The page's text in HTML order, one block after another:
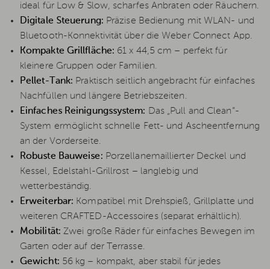
ideal für Low & Slow, scharfes Anbraten oder Räuchern.
Digitale Steuerung: Präzise Bedienung mit WLAN- und
Bluetooth-Konnektivität über die Weber Connect App.
Kompakte Grillfläche: 61 x 44,5 cm – perfekt für
kleinere Gruppen oder Familien.
Pellet-Tank: Praktisch seitlich angebracht für einfaches
Nachfüllen und längere Betriebszeiten.
Einfaches Reinigungssystem: Das „Pull and Clean“-
System ermöglicht schnelle Fett- und Ascheentfernung
an der Vorderseite.
Robuste Bauweise: Porzellanemaillierter Deckel und
Kessel, Edelstahl-Grillrost – langlebig und
wetterbeständig.
Erweiterbar: Kompatibel mit Drehspieß, Grillplatte und
weiteren CRAFTED-Accessoires (separat erhältlich).
Mobilität: Zwei große Räder für einfaches Bewegen im
Garten oder auf der Terrasse.
Gewicht: 56 kg – kompakt, aber stabil für jedes